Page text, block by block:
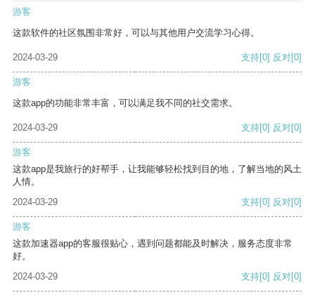
游客
这款软件的社区氛围非常好，可以与其他用户交流学习心得。
2024-03-29 支持[0] 反对[0]
游客
这款app的功能非常丰富，可以满足我不同的社交需求。
2024-03-29 支持[0] 反对[0]
游客
这款app是我旅行的好帮手，让我能够轻松找到目的地，了解当地的风土
人情。
2024-03-29
支持[0] 反对[0]
游客
这款加速器app的客服很贴心，遇到问题都能及时解决，服务态度非常
好。
2024-03-29
支持[0] 反对[0]